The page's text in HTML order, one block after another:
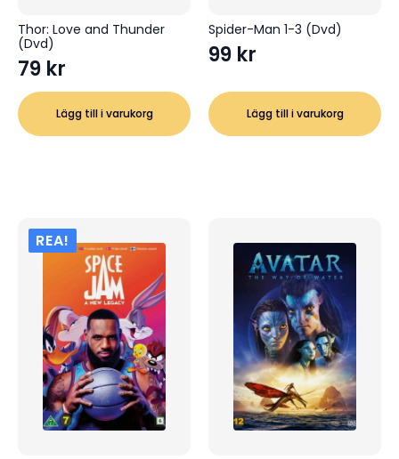
Thor: Love and Thunder
(Dvd)
79 kr
Lägg till i varukorg
Spider-Man 1-3 (Dvd)
99 kr
Lägg till i varukorg
REA!